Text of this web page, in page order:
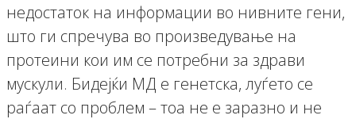
недостаток на информации во нивните гени,
што ги спречува во произведување на
протеини кои им се потребни за здрави
мускули. Бидејќи МД е генетска, луѓето се
раѓаат со проблем – тоа не е заразно и не